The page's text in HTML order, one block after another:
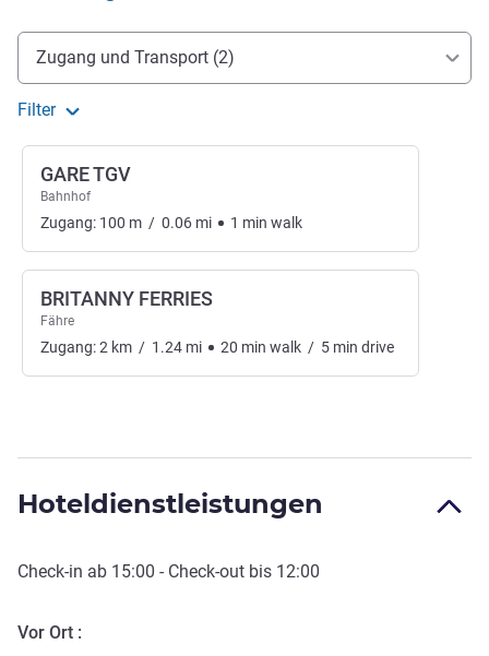
Erreichbarkeit und Anbindung
Zugang und Transport (2)
Filter
GARE TGV
Bahnhof
Zugang: 100 m / 0.06 mi 1 min walk
BRITANNY FERRIES
Fähre
Zugang:2 km / 1.24 mi 20 min walk / 5 min drive
Hoteldienstleistungen
Check-in ab 15:00 - Check-out bis 12:00
Vor Ort